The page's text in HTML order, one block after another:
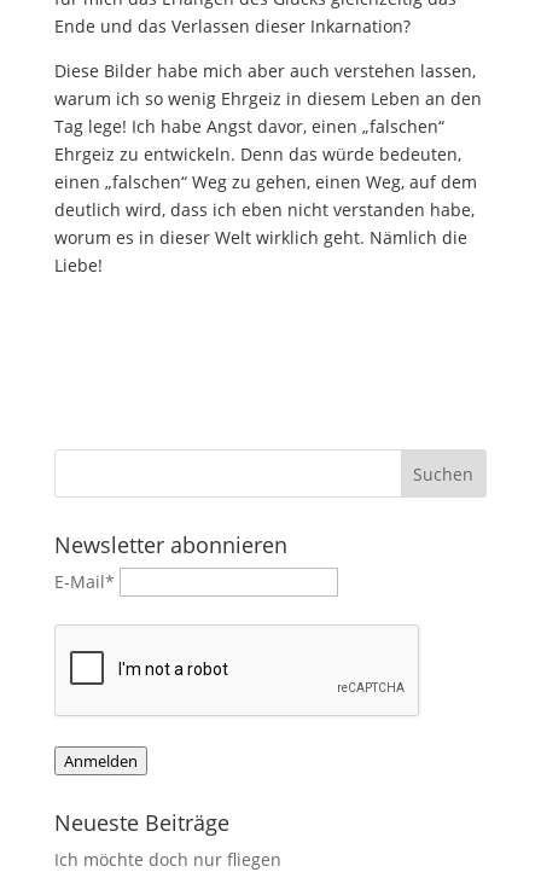
Ende und das Verlassen dieser Inkarnation?
Diese Bilder habe mich aber auch verstehen lassen,
warum ich so wenig Ehrgeiz in diesem Leben an den
Tag lege! Ich habe Angst davor, einen „falschen“
Ehrgeiz zu entwickeln. Denn das würde bedeuten,
einen „falschen“ Weg zu gehen, einen Weg, auf dem
deutlich wird, dass ich eben nicht verstanden habe,
worum es in dieser Welt wirklich geht. Nämlich die
Liebe!
Newsletter abonnieren
E-Mail*
Anmelden
Neueste Beiträge
Ich möchte doch nur fliegen